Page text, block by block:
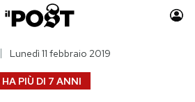
Auto
PIÙ DI 7 ANNI
Lunedì 11 febbraio 2019